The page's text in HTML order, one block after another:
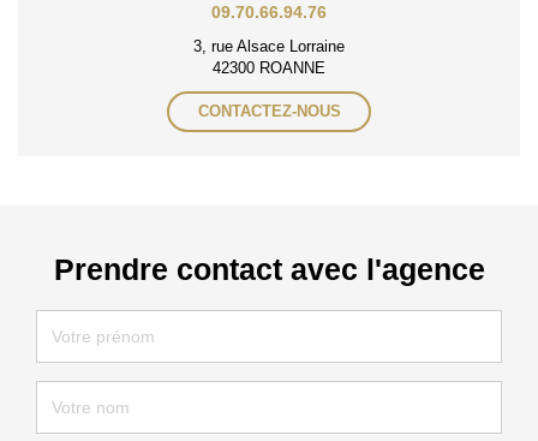
09.70.66.94.76
3, rue Alsace Lorraine
42300 ROANNE
CONTACTEZ-NOUS
Prendre contact avec l'agence